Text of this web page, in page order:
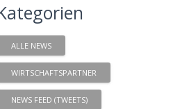
ALLE NEWS
WIRTSCHAFTSPARTNER
NEWS FEED (TWEETS)